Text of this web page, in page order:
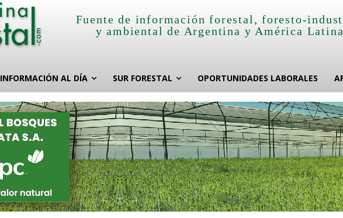
Fuente de información forestal, foresto-
y ambiental de Argentina y América
INFORMACIÓN AL DÍA SUR FORESTAL OPORTUNIDADES LABORALES